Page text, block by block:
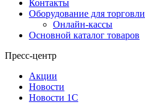
Контакты
Оборудование для торговли
Онлайн-кассы
Основной каталог товаров
Пресс-центр
Акции
Новости
Новости 1С